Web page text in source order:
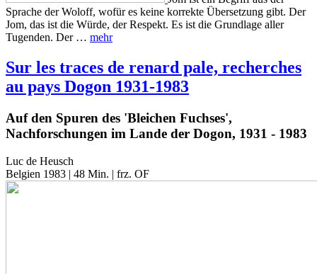
Sprache der Woloff, wofür es keine korrekte Übersetzung gibt. Der
Jom, das ist die Würde, der Respekt. Es ist die Grundlage aller
Tugenden. Der … mehr
Sur les traces de renard pale, recherches
au pays Dogon 1931-1983
Auf den Spuren des 'Bleichen Fuchses',
Nachforschungen im Lande der Dogon, 1931 - 1983
Luc de Heusch
Belgien 1983 | 48 Min. | frz. OF